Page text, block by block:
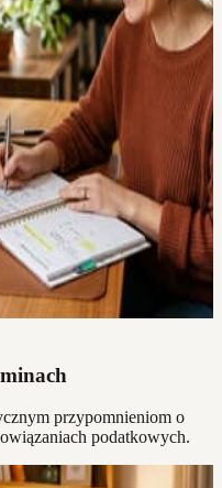
przypomnieniom o
podatkowych.